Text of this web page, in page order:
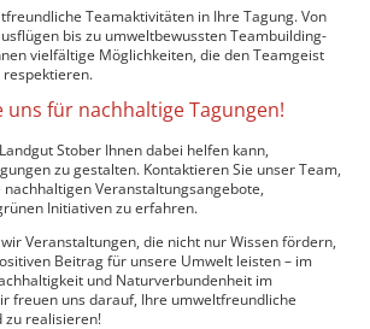
Teamaktivitäten in Ihre Tagung. Von
bis zu umweltbewussten Teambuilding-
vielfältige Möglichkeiten, die den Teamgeist
uns für nachhaltige Tagungen!
Stober Ihnen dabei helfen kann,
zu gestalten. Kontaktieren Sie unser Team,
Veranstaltungsangebote,
Initiativen zu erfahren.
Veranstaltungen, die nicht nur Wissen fördern,
Beitrag für unsere Umwelt leisten – im
und Naturverbundenheit im
freuen uns darauf, Ihre umweltfreundliche
zu realisieren!